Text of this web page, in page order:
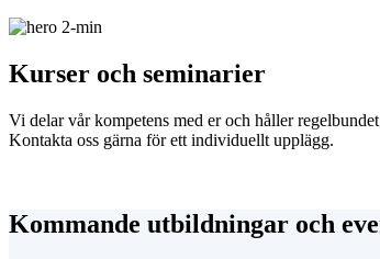
Kurser och seminarier
Vi delar vår kompetens med er och håller
Kontakta oss gärna för ett individuellt upplägg.
Kommande utbildningar och